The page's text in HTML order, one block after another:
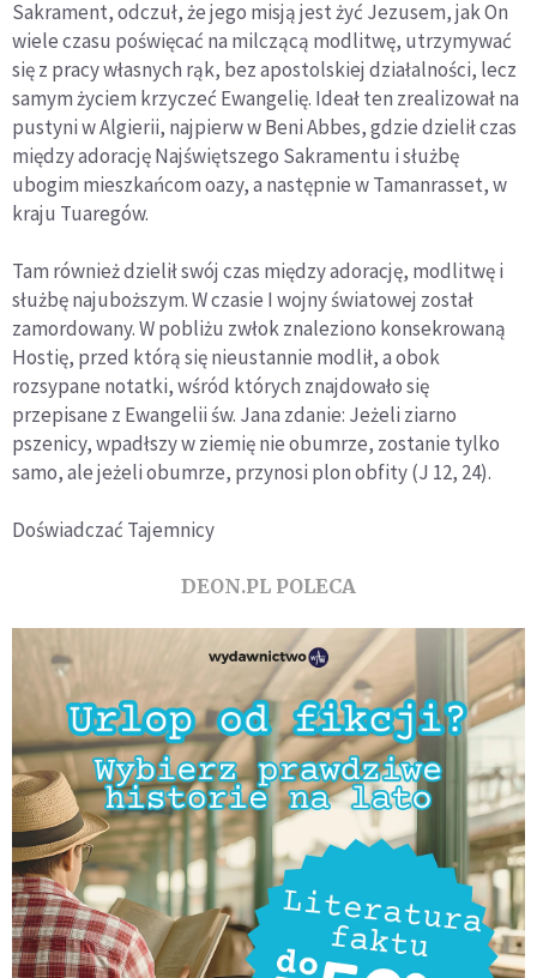
Sakrament, odczuł, że jego misją jest żyć Jezusem, jak On
wiele czasu poświęcać na milczącą modlitwę, utrzymywać
się z pracy własnych rąk, bez apostolskiej działalności, lecz
samym życiem krzyczeć Ewangelię. Ideał ten zrealizował na
pustyni w Algierii, najpierw w Beni Abbes, gdzie dzielił czas
między adorację Najświętszego Sakramentu i służbę
ubogim mieszkańcom oazy, a następnie w Tamanrasset, w
kraju Tuaregów.
Tam również dzielił swój czas między adorację, modlitwę i
służbę najuboższym. W czasie I wojny światowej został
zamordowany. W pobliżu zwłok znaleziono konsekrowaną
Hostię, przed którą się nieustannie modlił, a obok
rozsypane notatki, wśród których znajdowało się
przepisane z Ewangelii św. Jana zdanie: Jeżeli ziarno
pszenicy, wpadłszy w ziemię nie obumrze, zostanie tylko
samo, ale jeżeli obumrze, przynosi plon obfity(J 12, 24).
Doświadczać Tajemnicy
DEON.PL POLECA